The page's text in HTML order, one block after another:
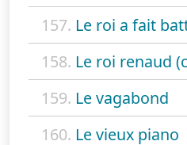
157. Le roi a fait
158. Le roi renaud
159. Le vagabond
160. Le vieux piano